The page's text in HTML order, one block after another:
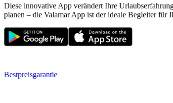
Diese innovative App verändert Ihre
planen – die Valamar App ist der ideale Begleiter für
Bestpreisgarantie